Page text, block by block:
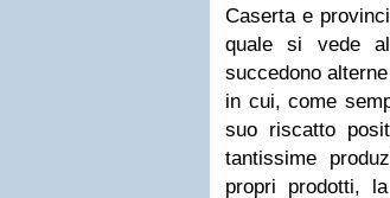
Caserta e
quale si vede
succedono
in cui, come
suo riscatto
tantissime
propri prodotti,